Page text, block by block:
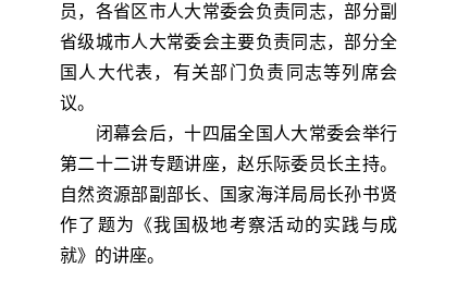
员，各省区市人大常委会负责同志，部分副
省级城市人大常委会主要负责同志，部分全
国人大代表，有关部门负责同志等列席会
议。
闭幕会后，十四届全国人大常委会举行
第二十二讲专题讲座，赵乐际委员长主持。
自然资源部副部长、国家海洋局局长孙书贤
作了题为《我国极地考察活动的实践与成
就》的讲座。